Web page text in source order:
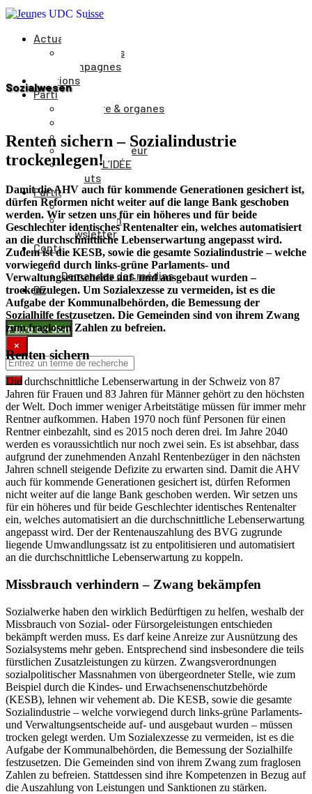
Actualités
Événements
Campagnes
Positions
Parti
Structure & organes
Comité du parti
Comité directeur
Journal L’IDÉE
Statuts
Participer
Adhésion
Faire un don
Newsletter
Contact
Vers le formulaire
Demandes des médias
DE
Faire un don
×
Sozialwesen
Renten sichern – Sozialindustrie
trockenlegen!
Damit die AHV auch für kommende Generationen gesichert ist,
dürfen Reformen nicht weiter auf die lange Bank geschoben
werden. Wir setzen uns für ein höheres und für beide
Geschlechter identisches Rentenalter ein, welches automatisiert
an die durchschnittliche Lebenserwartung angepasst wird.
Zudem ist die KESB, sowie die gesamte Sozialindustrie – welche
vorwiegend durch links-grüne Parlaments- und
Verwaltungsentscheide auf- und ausgebaut wurden –
trockenzulegen. Um Sozialexzesse zu vermeiden, ist es die
Aufgabe der Kommunalbehörden, die Bemessung der
Sozialhilfe festzusetzen. Die Gemeinden sind von ihrem Zwang
zum fraglosen Zahlen zu befreien.
Renten sichern
Die durchschnittliche Lebenserwartung in der Schweiz von 87
Jahren für Frauen und 83 Jahren für Männer gehört zu den höchsten
der Welt. Doch immer weniger Arbeitstätige müssen für immer mehr
Rentner aufkommen. Haben 1970 noch fünf Personen für einen
Rentner einbezahlt, sind es 2015 noch deren drei. Im Jahre 2040
werden es voraussichtlich nur noch zwei sein. Es ist absehbar, dass
aufgrund der zunehmenden Anzahl Rentenbezüger in den nächsten
Jahren schnell steigende Defizite zu erwarten sind. Damit die AHV
auch für kommende Generationen gesichert ist, dürfen Reformen
nicht weiter auf die lange Bank geschoben werden. Wir setzen uns
für ein höheres und für beide Geschlechter identisches Rentenalter
ein, welches automatisiert an die durchschnittliche Lebenserwartung
angepasst wird. Der der Rentenauszahlung des BVG zugrunde
liegende Umwandlungssatz ist zu entpolitisieren und automatisiert
an die durchschnittliche Lebenserwartung zu koppeln.
Missbrauch verhindern – Zwang bekämpfen
Sozialwerke haben den wirklich Bedürftigen zu helfen, weshalb der
Missbrauch von Sozial- oder Fürsorgeleistungen entschieden
bekämpft werden muss. Es darf keine Anreize zur Ausnützung des
Sozialsystems mehr geben. Entsprechend sind insbesondere die teils
fürstlichen Zusatzleistungen zu kürzen. Zwangsverordnungen
sozialpolitischer Massnahmen von übergeordneter Stelle, wie zum
Beispiel durch die Kindes- und Erwachsenenschutzbehörde
(KESB), lehnen wir vehement ab. Die KESB, sowie die gesamte
Sozialindustrie – welche vorwiegend durch links-grüne Parlaments-
und Verwaltungsentscheide auf- und ausgebaut wurden – müssen
trocken gelegt werden. Um Sozialexzesse zu vermeiden, ist es die
Aufgabe der Kommunalbehörden, die Bemessung der Sozialhilfe
festzusetzen. Die Gemeinden sind von ihrem Zwang zum fraglosen
Zahlen zu befreien. Stattdessen sind ihre Kompetenzen in Bezug auf
die Auszahlung von Leistungen und Sanktionen zu stärken.